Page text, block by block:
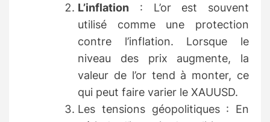
L’inflation : L’or est souvent
utilisé comme une protection
contre l’inflation. Lorsque le
niveau des prix augmente, la
valeur de l’or tend à monter, ce
qui peut faire varier le XAUUSD.
Les tensions géopolitiques : En